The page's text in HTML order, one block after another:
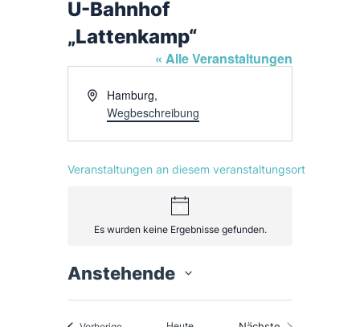
U-Bahnhof
„Lattenkamp“
« Alle Veranstaltungen
A
s
Hamburg,
Wegbeschreibung
Veranstaltungen an diesem veranstaltungsort
H
i
n
Es wurden keine Ergebnisse gefunden.
Anstehende
D
t